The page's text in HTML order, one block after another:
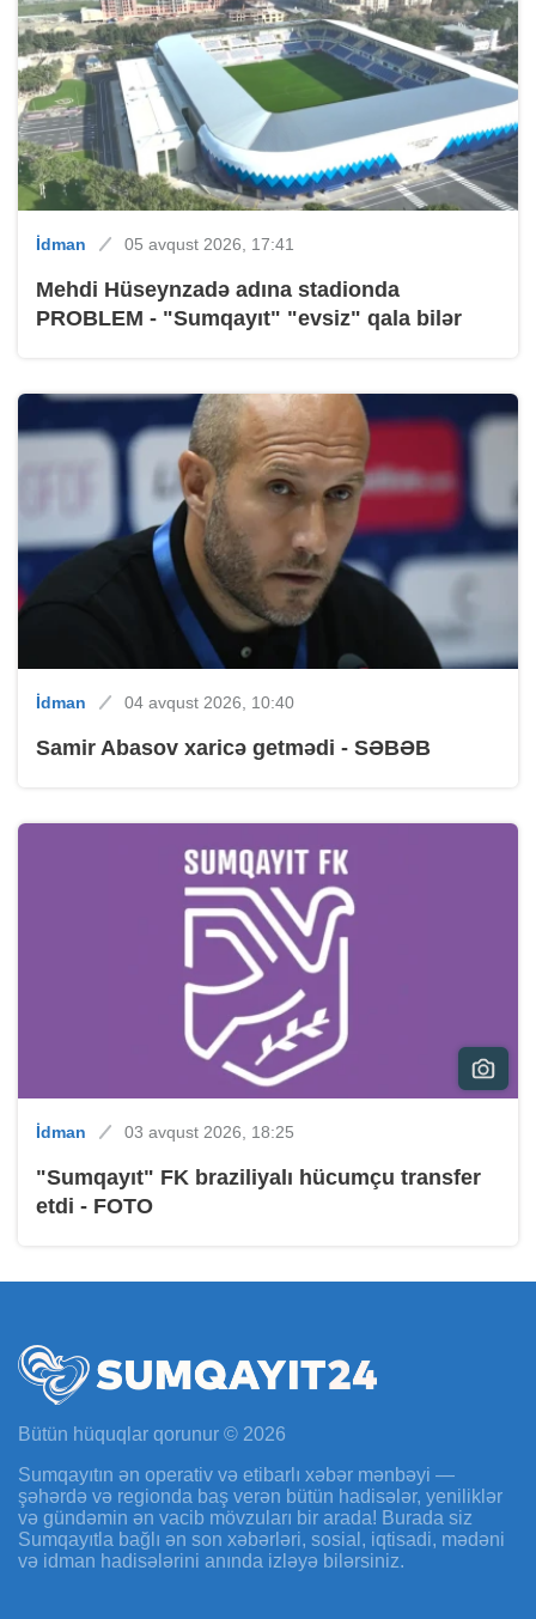
İdman 05 avqust 2026, 17:41
Mehdi Hüseynzadə adına stadionda
PROBLEM - "Sumqayıt" "evsiz" qala bilər
İdman 04 avqust 2026, 10:40
Samir Abasov xaricə getmədi - SƏBƏB
İdman 03 avqust 2026, 18:25
"Sumqayıt" FK braziliyalı hücumçu transfer
etdi - FOTO
Bütün hüquqlar qorunur © 2026
Sumqayıtın ən operativ və etibarlı xəbər mənbəyi —
şəhərdə və regionda baş verən bütün hadisələr, yeniliklər
və gündəmin ən vacib mövzuları bir arada! Burada siz
Sumqayıtla bağlı ən son xəbərləri, sosial, iqtisadi, mədəni
və idman hadisələrini anında izləyə bilərsiniz.